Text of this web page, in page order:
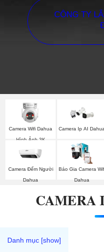
CÔNG TY
Camera Wifi Dahua
Hình Ảnh 3K
Camera Ip AI
Camera Đếm Người
Dahua
Báo Gia Camera
Dahua
CAMERA